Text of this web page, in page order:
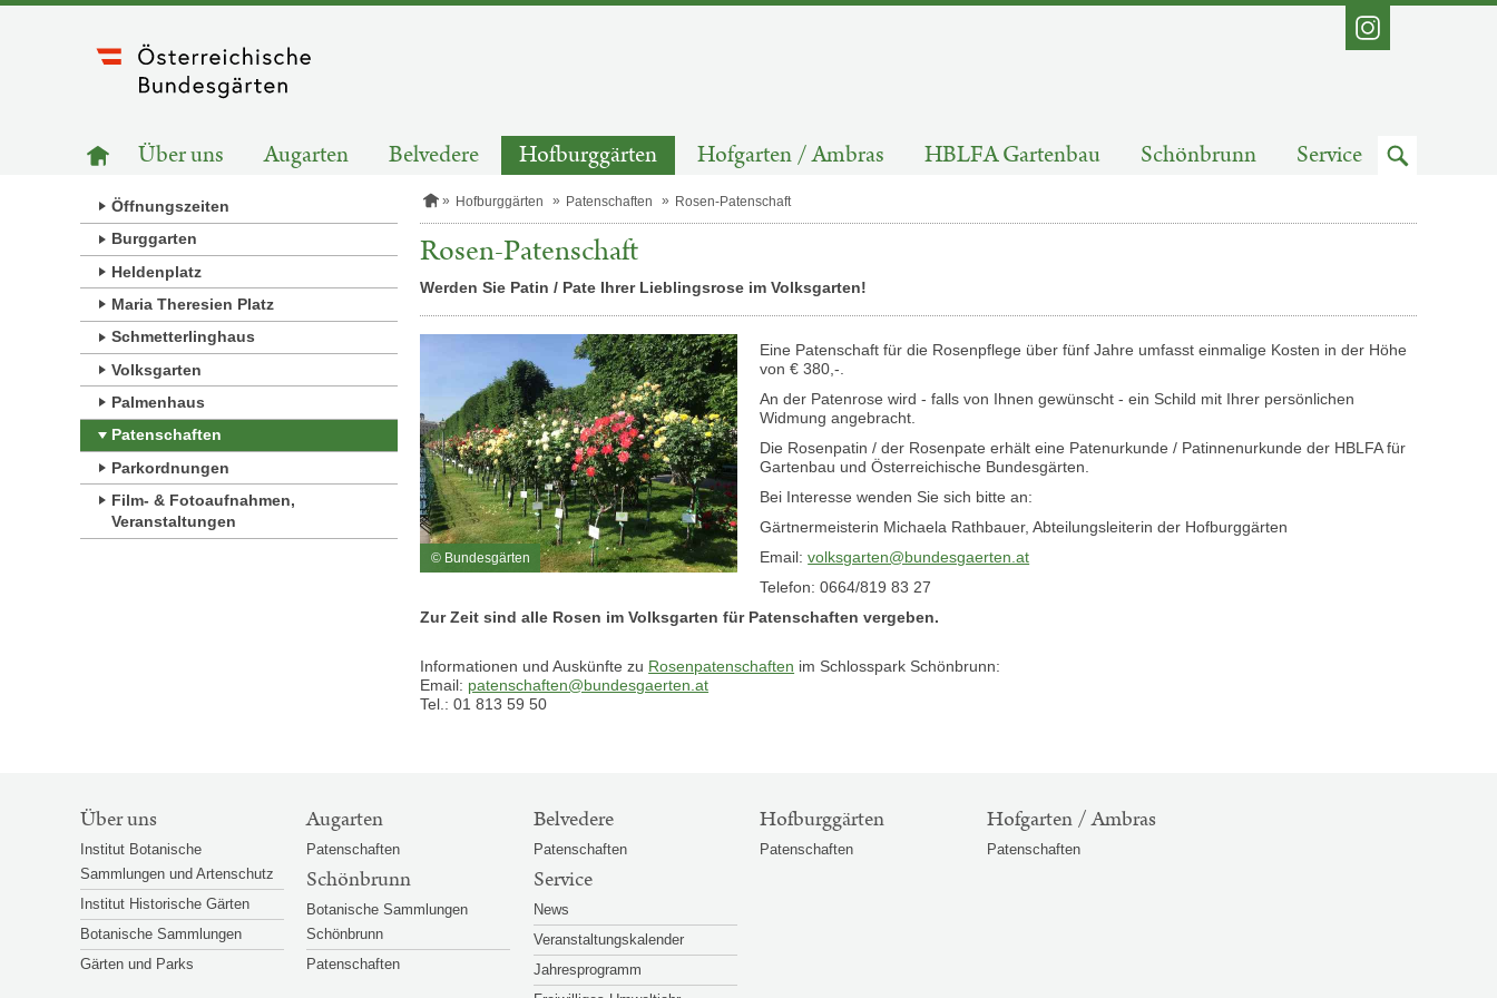
Instagram
HAUPTNAVIGATION
Zur
Startseite
Über uns Augarten Belvedere Hofburggärten Hofgarten / Ambras HBLFA Gartenbau Schönbrunn Service
Zum
Öffnungszeiten
Burggarten
Heldenplatz
Maria Theresien Platz
Schmetterlinghaus
Volksgarten
Palmenhaus
Patenschaften
Parkordnungen
Film- & Fotoaufnahmen,
Veranstaltungen
S
s
Hofburggärten Patenschaften Rosen-Patenschaft
Rosen-Patenschaft
Werden Sie Patin / Pate Ihrer Lieblingsrose im Volksgarten!
© Bundesgärten
Eine Patenschaft für die Rosenpflege über fünf Jahre umfasst einmalige Kosten in der Höhe
von € 380,-.
An der Patenrose wird - falls von Ihnen gewünscht - ein Schild mit Ihrer persönlichen
Widmung angebracht.
Die Rosenpatin / der Rosenpate erhält eine Patenurkunde / Patinnenurkunde der HBLFA für
Gartenbau und Österreichische Bundesgärten.
Bei Interesse wenden Sie sich bitte an:
Gärtnermeisterin Michaela Rathbauer, Abteilungsleiterin der Hofburggärten
Email:volksgarten@bundesgaerten.at
Telefon: 0664/819 83 27
Zur Zeit sind alle Rosen im Volksgarten für Patenschaften vergeben.
Informationen und Auskünfte zu Rosenpatenschaften im Schlosspark Schönbrunn:
Email: patenschaften@bundesgaerten.at
Tel.: 01 813 59 50
SITEMAP-
NAVIGATION
Über uns
Institut Botanische
Sammlungen und Artenschutz
Institut Historische Gärten
Botanische Sammlungen
Gärten und Parks
Augarten
Patenschaften
Belvedere
Patenschaften
Hofburggärten
Patenschaften
Hofgarten / Ambras
Patenschaften
Schönbrunn
Botanische Sammlungen
Schönbrunn
Patenschaften
Service
News
Veranstaltungskalender
Jahresprogramm